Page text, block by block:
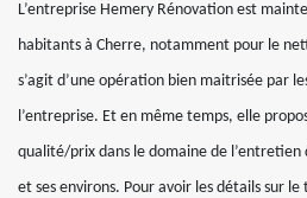
L’entreprise Hemery Rénovation est
habitants à Cherre, notamment pour le
s’agit d’une opération bien maitrisée par
l’entreprise. Et en même temps, elle
qualité/prix dans le domaine de
et ses environs. Pour avoir les détails sur